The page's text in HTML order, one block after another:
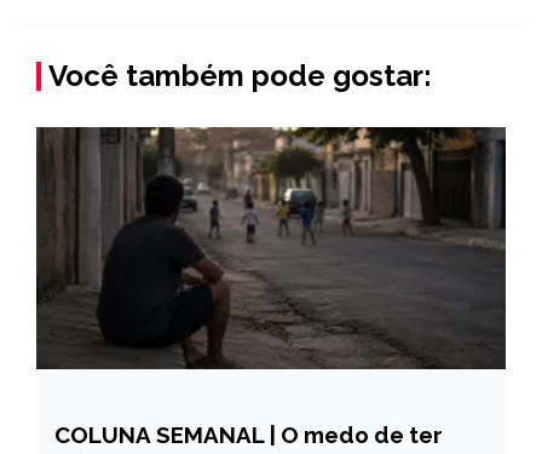
Você também pode gostar:
CAPELINHA
COLUNA SEMANAL | O medo de ter